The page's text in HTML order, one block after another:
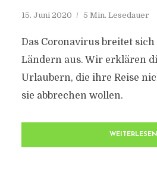
15. Juni 2020 5 Min. Lesedauer
Das Coronavirus breitet
Ländern aus. Wir erklären
Urlaubern, die ihre Reise
sie abbrechen wollen.
WEITERLESEN